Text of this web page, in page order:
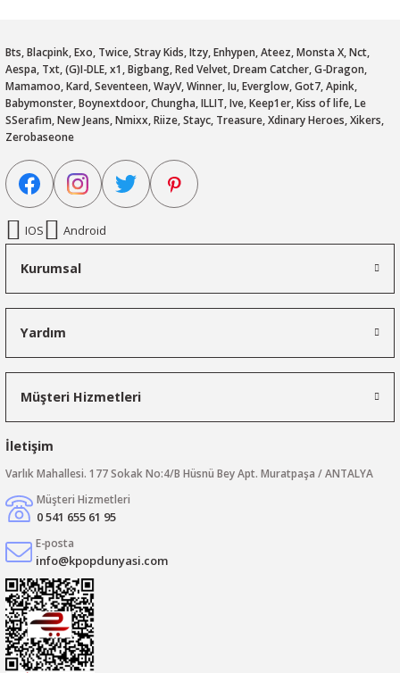
Bts, Blacpink, Exo, Twice, Stray Kids, Itzy, Enhypen, Ateez, Monsta X, Nct,
Aespa, Txt, (G)I-DLE, x1, Bigbang, Red Velvet, Dream Catcher, G-Dragon,
Mamamoo, Kard, Seventeen, WayV, Winner, Iu, Everglow, Got7, Apink,
Babymonster, Boynextdoor, Chungha, ILLIT, Ive, Keep1er, Kiss of life, Le
SSerafim, New Jeans, Nmixx, Riize, Stayc, Treasure, Xdinary Heroes, Xikers,
Zerobaseone
IOS Android
Kurumsal
Yardım
Müşteri Hizmetleri
İletişim
Varlık Mahallesi. 177 Sokak No:4/B Hüsnü Bey Apt. Muratpaşa / ANTALYA
Müşteri Hizmetleri
0 541 655 61 95
E-posta
info@kpopdunyasi.com